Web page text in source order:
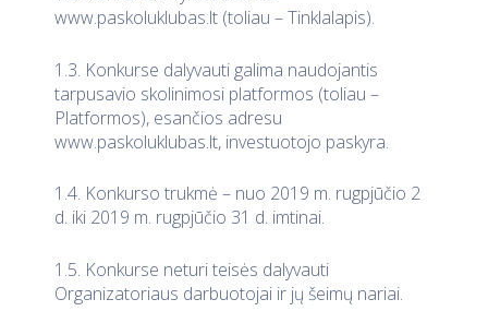
www.paskoluklubas.lt (toliau – Tinklalapis).
1.3. Konkurse dalyvauti galima naudojantis
tarpusavio skolinimosi platformos (toliau –
Platformos), esančios adresu
www.paskoluklubas.lt, investuotojo paskyra.
1.4. Konkurso trukmė – nuo 2019 m. rugpjūčio 2
d. iki 2019 m. rugpjūčio 31 d. imtinai.
1.5. Konkurse neturi teisės dalyvauti
Organizatoriaus darbuotojai ir jų šeimų nariai.